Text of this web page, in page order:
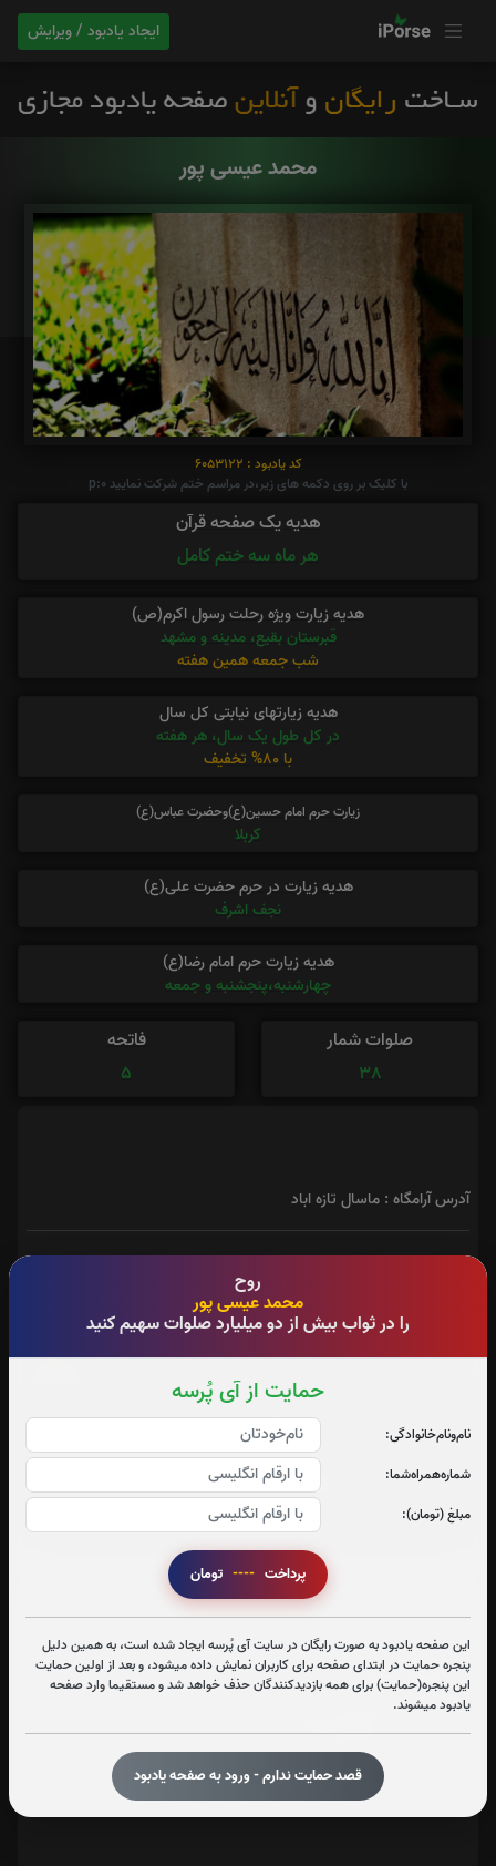
ایجاد یادبود / ویرایش
روح
محمد عیسی پور
را در ثواب بیش از دو میلیارد صلوات سهیم کنید
حمایت از آی پُرسه
نام‌و‌نام‌خانوادگی:
شماره‌همراه‌شما:
مبلغ (تومان):
پرداخت ----
این صفحه یادبود به صورت رایگان در سایت آی پُرسه ایجاد شده است، به همین دلیل
پنجره حمایت در ابتدای صفحه برای کاربران نمایش داده میشود، و بعد از اولین حمایت
این پنجره(حمایت) برای همه بازدیدکنندگان حذف خواهد شد و مستقیما وارد صفحه
یادبود میشوند.
قصد حمایت ندارم - ورود به صفحه یادبود
محمد عیسی پور
کد یادبود : 6053122
با کلیک بر روی دکمه های زیر،در مراسم ختم شرکت نمایید p:0
هدیه یک صفحه قرآن
هر ماه سه ختم کامل
هدیه زیارت ویژه رحلت رسول اکرم(ص)
قبرستان بقیع، مدینه و مشهد
شب جمعه همین هفته
هدیه زیارتهای نیابتی کل سال
در کل طول یک سال، هر هفته
با 80% تخفیف
زیارت حرم امام حسین(ع)وحضرت عباس(ع)
کربلا
هدیه زیارت در حرم حضرت علی(ع)
نجف اشرف
هدیه زیارت حرم امام رضا(ع)
چهارشنبه،پنجشنبه و جمعه
صلوات شمار
38
فاتحه
5
آدرس آرامگاه : ماسال تازه اباد
تعداد بازدید : 335
اشتراک گذاری